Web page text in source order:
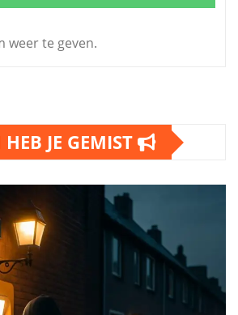
weer te geven.
JE GEMIST